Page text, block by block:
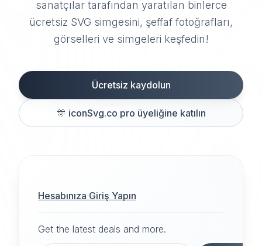
sanatçılar tarafından yaratılan binlerce
ücretsiz SVG simgesini, şeffaf fotoğrafları,
görselleri ve simgeleri keşfedin!
Ücretsiz kaydolun
🎊 iconSvg.co pro üyeliğine katılın
Hesabınıza Giriş Yapın
Get the latest deals and more.